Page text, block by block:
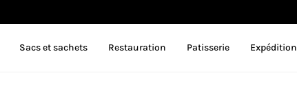
Sacs et sachets Restauration Patisserie Expédition